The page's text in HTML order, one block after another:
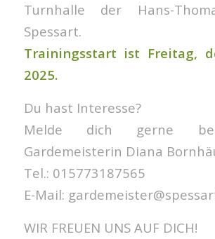
Turnhalle der Hans-
Spessart.
Trainingsstart ist Freitag,
2025.
Du hast Interesse?
Melde dich gerne
Gardemeisterin Diana
Tel.: 015773187565
E-Mail:
WIR FREUEN UNS AUF DICH!